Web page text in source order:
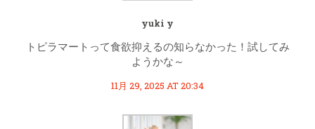
yuki y
トピラマートって食欲抑えるの知らなかった！試してみ
ようかな～
11月 29, 2025 AT 20:34